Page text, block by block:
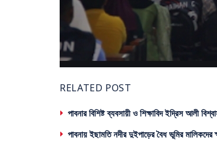
RELATED POST
পাবনার বিশিষ্ট ব্যবসায়ী ও শিক্ষাবিদ ইদ্রিস আলী
পাবনায় ইছামতি নদীর দুইপাড়ের বৈধ ভূমির মালিকদের